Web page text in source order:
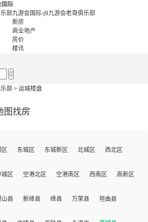
国际
部九游会国际-j9九游会老哥俱乐部
新房
商业地产
房价
楼讯

部 > 运城楼盘
图找房
东城区 东城新区 北城区 西北区
城区 空港北区 空港南区 西南区 高新区
山县 新绛县 绛县 万荣县 垣曲县